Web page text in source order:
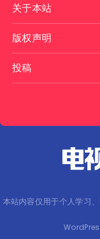
关于本站
版权声明
投稿
本站内容仅用于个人学习